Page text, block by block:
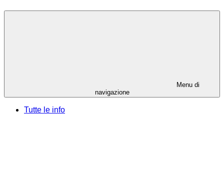
Menu di
navigazione
Tutte le info